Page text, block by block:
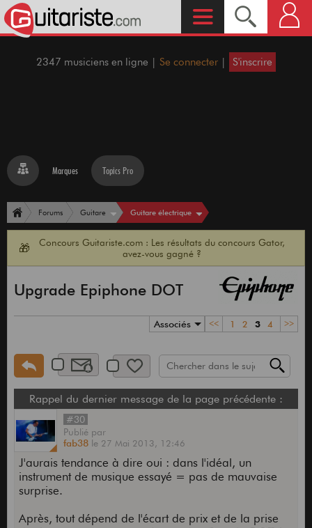
2347 musiciens en ligne | Se connecter | S'inscrire
Marques Topics Pro
Forums Guitare Guitare électrique
🎁
Concours Guitariste.com : Les résultats du concours Gator,
avez-vous gagné ?
Upgrade Epiphone DOT
Associés << 1 2 3 4 >>
Rappel du dernier message de la page précédente :
#30
Publié par
fab38 le 27 Mai 2013, 12:46
J'aurais tendance à dire oui : dans l'idéal, un
instrument de musique essayé = pas de mauvaise
surprise.
Après, tout dépend de l'écart de prix et de la prise